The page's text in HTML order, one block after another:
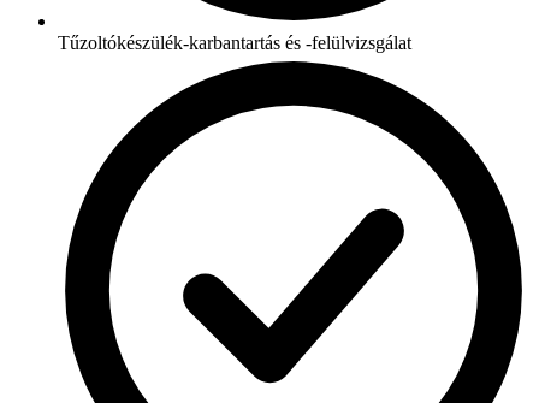
Tűzoltókészülék-karbantartás és -felülvizsgálat